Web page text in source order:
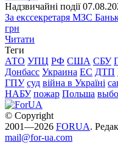
Надзвичайні події
За екссекретаря МЗС
грн
Читати
Теги
АТО УПЦ РФ США СБУ
Донбасс Украина ЕС ДТП
ГПУ суд війна в Україні
НАБУ пожар Польша
© Copyright
2001—2026 FORUA.
mail@for-ua.com